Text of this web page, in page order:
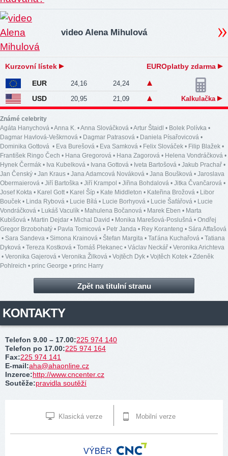
video Alena Mihulová
Kurzovní lístek EUROplatby zdarma
EUR 24,16 24,24
USD 20,95 21,09 Kalkulačka
Známé celebrity
Agáta Hanychová •Anna K. •Anna Slováčková •Artur Štaidl • Bolek Polívka •
Dagmar Havlová-Veškrnová • Dagmar Patrasová • Daniela Písařovicová •
Dominika Gottová • Eva Burešová • Eva Samková • Felix Slováček • Filip Blažek •
František Ringo Čech • Hana Gregorová • Hana Zagorová • Helena Vondráčková •
Hynek Čermák • Iva Kubelková • Ivana Gottová • Iveta Bartošová • Jakub Prachař •
Jan Čenský • Jan Kraus • Jana Adamcová Nováková • Jana Boušková • Jaroslava
Obermaierová • Jiří Bartoška • Jiří Krampol • Jiřina Bohdalová • Jitka Čvančarová •
Josef Kokta • Karel Gott• Karel Šíp • Kate Middleton • Kateřina Brožová • Libor
Bouček • Linda Rybová • Lucie Bílá • Lucie Borhyová • Lucie Šafářová • Lucie
Vondráčková • Lukáš Vaculík • Mahulena Bočanová • Marek Eben • Marta
Kubišová • Martin Dejdar • Michal David • Monika Marešová-Poslušná • Ondřej
Gregor Brzobohatý • Pavla Tomicová • Petr Janda • Rey Koranteng • Sára Affašová
• Sara Sandeva • Simona Krainová • Štefan Margita • Taťána Kuchařová • Tatiana
Dyková • Tereza Kostková • Tomáš Plekanec • Václav Neckář • Veronika Arichteva
• Veronika Gajerová • Veronika Žilková • Vojtěch Dyk • Vojtěch Kotek • Zdeněk
Pohlreich • princ George • princ Harry
Zpět na titulní stranu
KONTAKTY
Telefon 9.00 – 17.00:225 974 140
Telefon po 17.00:225 974 164
Fax:225 974 141
E-mail:aha@ahaonline.cz
Inzerce:http://www.cncenter.cz
Soutěže:pravidla soutěží
Klasická verze Mobilní verze
VÝBĚR